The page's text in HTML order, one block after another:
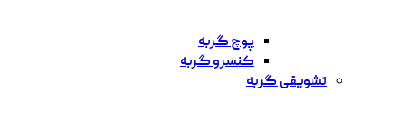
پوچ گربه
کنسرو گربه
تشویقی گربه